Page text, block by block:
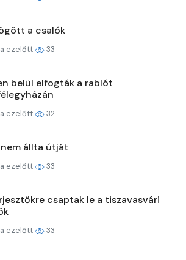
a csalók
ezelőtt 33
belül elfogták a rablót
ezelőtt 32
állta útját
ezelőtt 33
csaptak le a tiszavasvári
ezelőtt 33